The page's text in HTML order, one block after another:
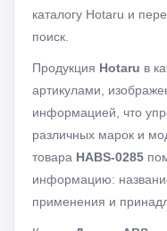
каталогу Hotaru и
поиск.
Продукция Hotaru в
артикулами,
информацией, что
различных марок и
товара HABS-0285
информацию:
применения и